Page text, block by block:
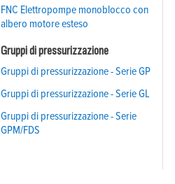
FNC Elettropompe monoblocco con
albero motore esteso
Gruppi di pressurizzazione
Gruppi di pressurizzazione - Serie GP
Gruppi di pressurizzazione - Serie GL
Gruppi di pressurizzazione - Serie
GPM/FDS